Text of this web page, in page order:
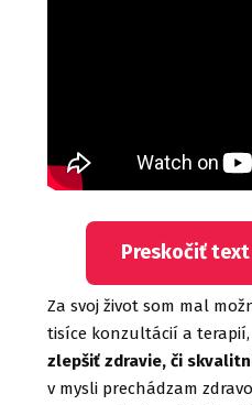
Preskočiť text
Za svoj život som mal
tisíce konzultácií a
zlepšiť zdravie, či
v mysli prechádzam